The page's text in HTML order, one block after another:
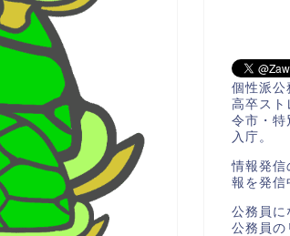
個性派公
高卒スト
令市・特
入庁。
情報発信
報を発信
公務員に
公務員の